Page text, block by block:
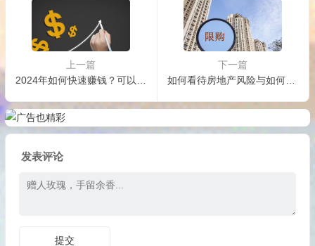
上一篇
下一篇
如何看待房地产风险与如何稳息差
发表评论